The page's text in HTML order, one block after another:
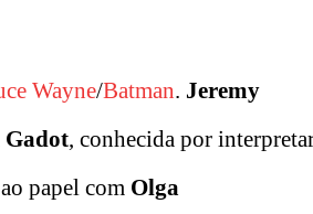
Wayne/Batman. Jeremy
Gadot, conhecida por
papel com Olga